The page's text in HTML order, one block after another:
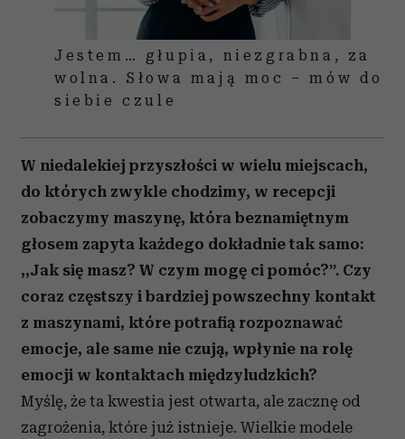
Jestem… głupia, niezgrabna, za
wolna. Słowa mają moc – mów do
siebie czule
W niedalekiej przyszłości w wielu miejscach,
do których zwykle chodzimy, w recepcji
zobaczymy maszynę, która beznamiętnym
głosem zapyta każdego dokładnie tak samo:
,,Jak się masz? W czym mogę ci pomóc?”. Czy
coraz częstszy i bardziej powszechny kontakt
z maszynami, które potrafią rozpoznawać
emocje, ale same nie czują, wpłynie na rolę
emocji w kontaktach międzyludzkich?
Myślę, że ta kwestia jest otwarta, ale zacznę od
zagrożenia, które już istnieje. Wielkie modele